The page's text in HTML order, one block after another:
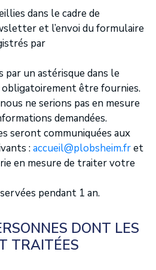
dans le cadre de
et l’envoi du formulaire
par
par un astérisque dans le
être fournies.
ne serions pas en mesure
demandées.
seront communiquées aux
:accueil@plobsheim.fret
en mesure de traiter votre
pendant 1 an.
DONT LES
TRAITÉES